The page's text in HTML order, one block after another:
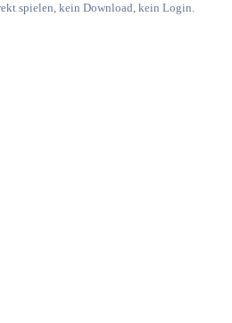
spielen, kein Download, kein Login.